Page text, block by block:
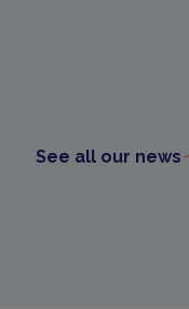
See all our news